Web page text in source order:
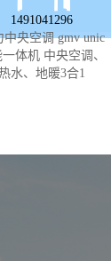
1491041296
中央空调 gmv unic
体机 中央空调、
水、地暖3合1